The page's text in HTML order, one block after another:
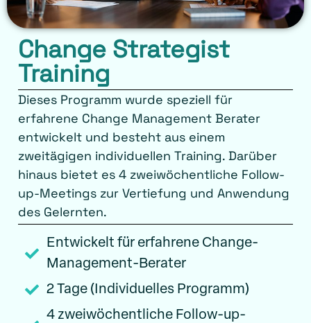
Change Strategist
Training
Dieses Programm wurde speziell für
erfahrene Change Management Berater
entwickelt und besteht aus einem
zweitägigen individuellen Training. Darüber
hinaus bietet es 4 zweiwöchentliche Follow-
up-Meetings zur Vertiefung und Anwendung
des Gelernten.
Entwickelt für erfahrene Change-
Management-Berater
2 Tage (Individuelles Programm)
4 zweiwöchentliche Follow-up-